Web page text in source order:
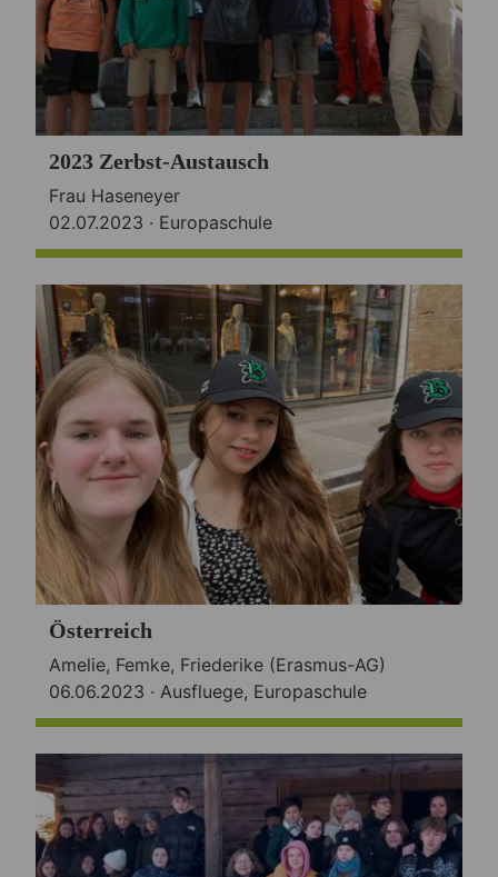
2023 Zerbst-Austausch
Frau Haseneyer
02.07.2023 · Europaschule
Österreich
Amelie, Femke, Friederike (Erasmus-AG)
06.06.2023 · Ausfluege, Europaschule